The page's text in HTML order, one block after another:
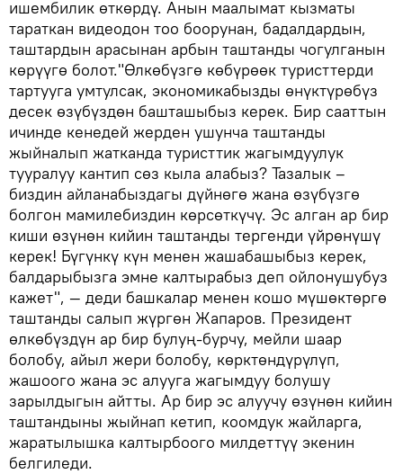
ишембилик өткөрдү. Анын маалымат кызматы
тараткан видеодон тоо боорунан, бадалдардын,
таштардын арасынан арбын таштанды чогулганын
көрүүгө болот."Өлкөбүзгө көбүрөөк туристтерди
тартууга умтулсак, экономикабызды өнүктүрөбүз
десек өзүбүздөн башташыбыз керек. Бир сааттын
ичинде кенедей жерден ушунча таштанды
жыйналып жатканда туристтик жагымдуулук
тууралуу кантип сөз кыла алабыз? Тазалык –
биздин айланабыздагы дүйнөгө жана өзүбүзгө
болгон мамилебиздин көрсөткүчү. Эс алган ар бир
киши өзүнөн кийин таштанды тергенди үйрөнүшү
керек! Бүгүнкү күн менен жашабашыбыз керек,
балдарыбызга эмне калтырабыз деп ойлонушубуз
кажет", — деди башкалар менен кошо мүшөктөргө
таштанды салып жүргөн Жапаров. Президент
өлкөбүздүн ар бир булуң-бурчу, мейли шаар
болобу, айыл жери болобу, көрктөндүрүлүп,
жашоого жана эс алууга жагымдуу болушу
зарылдыгын айтты. Ар бир эс алуучу өзүнөн кийин
таштандыны жыйнап кетип, коомдук жайларга,
жаратылышка калтырбоого милдеттүү экенин
белгиледи.